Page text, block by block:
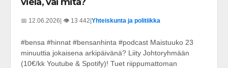
📅 12.06.2026| 👁️ 13 442|Yhteiskunta ja politiikka
#bensa #hinnat #bensanhinta #podcast Maistuuko 23
minuuttia jokaisena arkipäivänä? Liity Johtoryhmään
(10€/kk Youtube & Spotify)! Tuet riippumattoman